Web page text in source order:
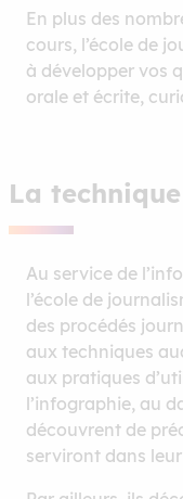
En plus des
cours, l’école de
à développer vos
orale et écrite,
La
Au service de
l’école de
des procédés
aux techniques
aux pratiques
l’infographie, au
découvrent de
serviront dans